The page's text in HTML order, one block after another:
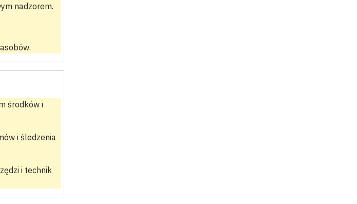
nadzorem.
środków i
i śledzenia
i technik